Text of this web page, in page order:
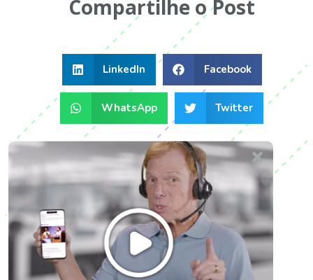
Compartilhe o Post
LinkedIn Facebook
WhatsApp Twitter